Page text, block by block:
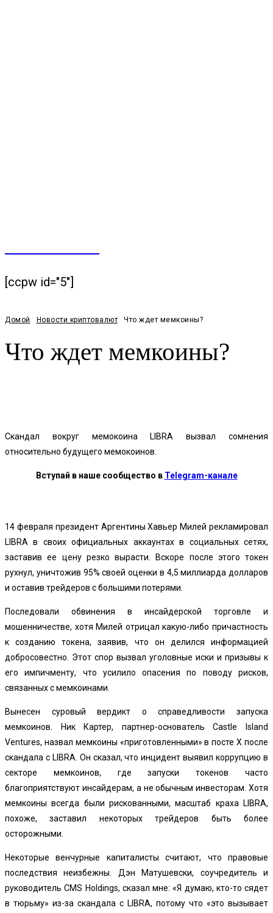
[ccpw id="5"]
Домой Новости криптовалют Что ждет мемкоины?
Что ждет мемкоины?
Скандал вокруг мемокоина LIBRA вызвал сомнения
относительно будущего мемокоинов.
Вступай в наше сообщество в Telegram-канале
14 февраля президент Аргентины Хавьер Милей рекламировал
LIBRA в своих официальных аккаунтах в социальных сетях,
заставив ее цену резко вырасти. Вскоре после этого токен
рухнул, уничтожив 95% своей оценки в 4,5 миллиарда долларов
и оставив трейдеров сбольшими потерями.
Последовали обвинения в инсайдерской торговле и
мошенничестве, хотя Милей отрицал какую-либо причастность
к созданию токена, заявив, что он делился информацией
добросовестно. Этот спор вызвал уголовные иски и призывы к
его импичменту, что усилило опасения по поводу рисков,
связанных с мемкоинами.
Вынесен суровый вердикт о справедливости запуска
мемкоинов. Ник Картер, партнер-основатель Castle Island
Ventures, назвал мемкоины «приготовленными» в посте X после
скандала с LIBRA. Он сказал, что инцидент выявил коррупцию в
секторе мемкоинов, где запуски токенов часто
благоприятствуют инсайдерам, а не обычным инвесторам. Хотя
мемкоины всегда были рискованными, масштаб краха LIBRA,
похоже, заставил некоторых трейдеров быть более
осторожными.
Некоторые венчурные капиталисты считают, что правовые
последствия неизбежны. Дэн Матушевски, соучредитель и
руководитель CMS Holdings, сказал мне: «Я думаю, кто-то сядет
в тюрьму» из-за скандала с LIBRA, потому что «это вызывает